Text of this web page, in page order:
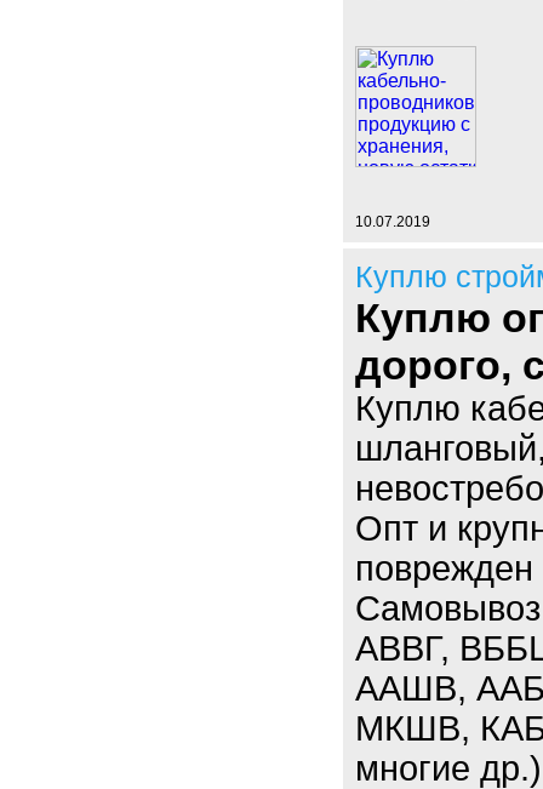
10.07.2019
Куплю
Куплю
дорого,
Куплю
Опт и
поврежден
АВВГ,
ААШВ,
МКШВ,
многие